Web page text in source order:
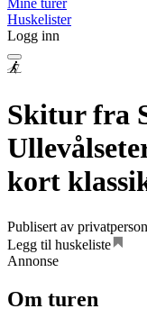
Mine turer
Huskelister
Logg inn
Skitur fra
kort
Publisert av privatperson
Legg til huskeliste
Annonse
Om turen